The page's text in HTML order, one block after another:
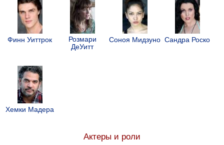
Финн Уиттрок
Розмари
ДеУитт
Соноя Мидзуно Сандра Роско
Хемки Мадера
Актеры и роли